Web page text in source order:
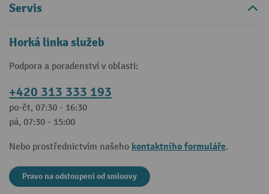
Servis
Horká linka služeb
Podpora a poradenství v oblasti:
+420 313 333 193
po-čt, 07:30 - 16:30
pá, 07:30 - 15:00
Nebo prostřednictvím našeho kontaktního formuláře.
Pravo na odstoupeni od smlouvy